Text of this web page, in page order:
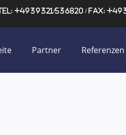
+4939321/536820 / Fax:
Partner Referenzen